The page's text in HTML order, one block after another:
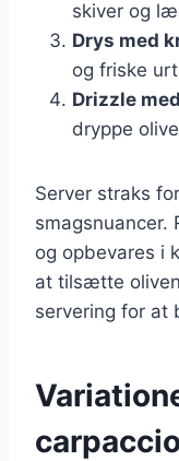
skiver og
Drys med
og friske
Drizzle
dryppe
Server straks
smagsnuancer.
og opbevares i
at tilsætte
servering for at